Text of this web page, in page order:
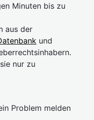
Minuten bis zu
aus der
und
nur zu
Problem melden